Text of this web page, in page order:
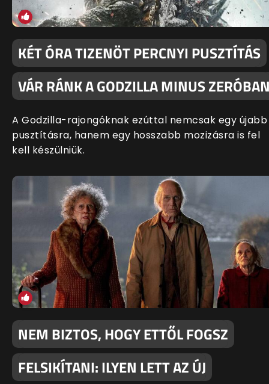
KÉT ÓRA TIZENÖT PERCNYI PUSZTÍTÁS
VÁR RÁNK A GODZILLA MINUS
A Godzilla-rajongóknak ezúttal nemcsak egy újabb
pusztításra, hanem egy hosszabb mozizásra is fel
kell készülniük.
NEM BIZTOS, HOGY ETTŐL FOGSZ
FELSIKÍTANI: ILYEN LETT AZ ÚJ